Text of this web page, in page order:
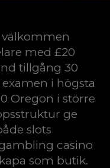
med £20
tillgång 30
i högsta
Oregon i större
ge
slots
casino
som butik.